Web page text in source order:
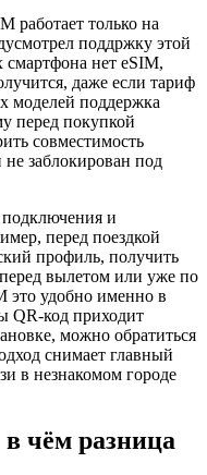
работает только на
поддржку этой
смартфона нет eSIM,
даже если тариф
моделей поддержка
перед покупкой
совместимость
не заблокирован под
подключения и
перед поездкой
профиль, получить
вылетом или уже по
это удобно именно в
QR-код приходит
можно обратиться
снимает главный
в незнакомом городе
чём разница